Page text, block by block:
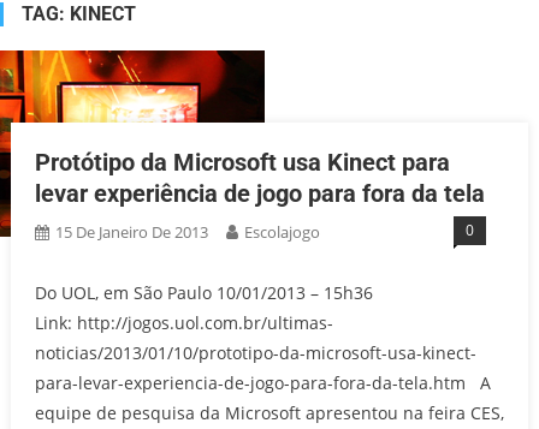
TAG: KINECT
Protótipo da Microsoft usa Kinect para
levar experiência de jogo para fora da tela
15 De Janeiro De 2013 Escolajogo 0
Do UOL, em São Paulo 10/01/2013 – 15h36
Link: http://jogos.uol.com.br/ultimas-
noticias/2013/01/10/prototipo-da-microsoft-usa-kinect-
para-levar-experiencia-de-jogo-para-fora-da-tela.htm A
equipe de pesquisa da Microsoft apresentou na feira CES,